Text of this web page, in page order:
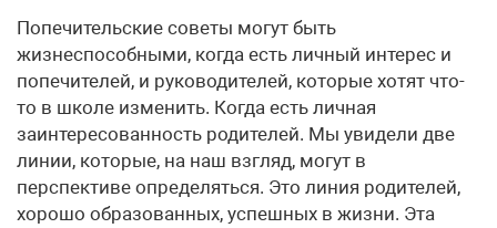
Попечительские советы могут быть
жизнеспособными, когда есть личный интерес и
попечителей, и руководителей, которые хотят что-
то в школе изменить. Когда есть личная
заинтересованность родителей. Мы увидели две
линии, которые, на наш взгляд, могут в
перспективе определяться. Это линия родителей,
хорошо образованных, успешных в жизни. Эта